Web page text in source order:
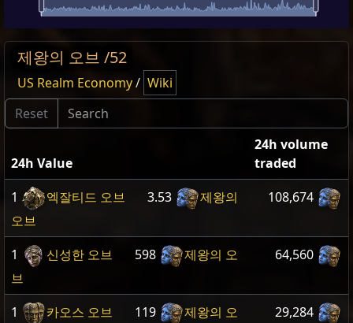
제왕의 오브 /52
US Realm Economy/ Wiki
24h Value
24h volume
traded
1
엑잘티드 오브 3.53
제왕의
오브
108,674
1 신성한 오브 598
제왕의 오
브
64,560
1 카오스 오브 119
제왕의 오
29,284